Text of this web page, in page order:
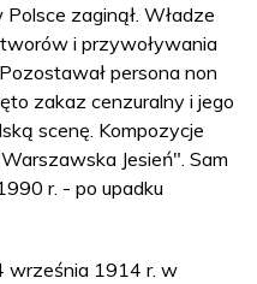
zaginął. Władze
i przywoływania
persona non
zakaz cenzuralny i jego
scenę. Kompozycje
Jesień". Sam
r. - po upadku
września 1914 r. w